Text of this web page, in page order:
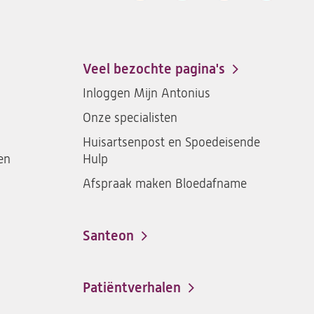
santeon
ziekenhuis
op
Facebook
santeon
ziekenhuis
Instagram
santeon
LinkedIn
Veel bezochte pagina's
Inloggen Mijn Antonius
Onze specialisten
Huisartsenpost en Spoedeisende
Hulp
Afspraak maken Bloedafname
Santeon
(opent
een
Patiëntverhalen